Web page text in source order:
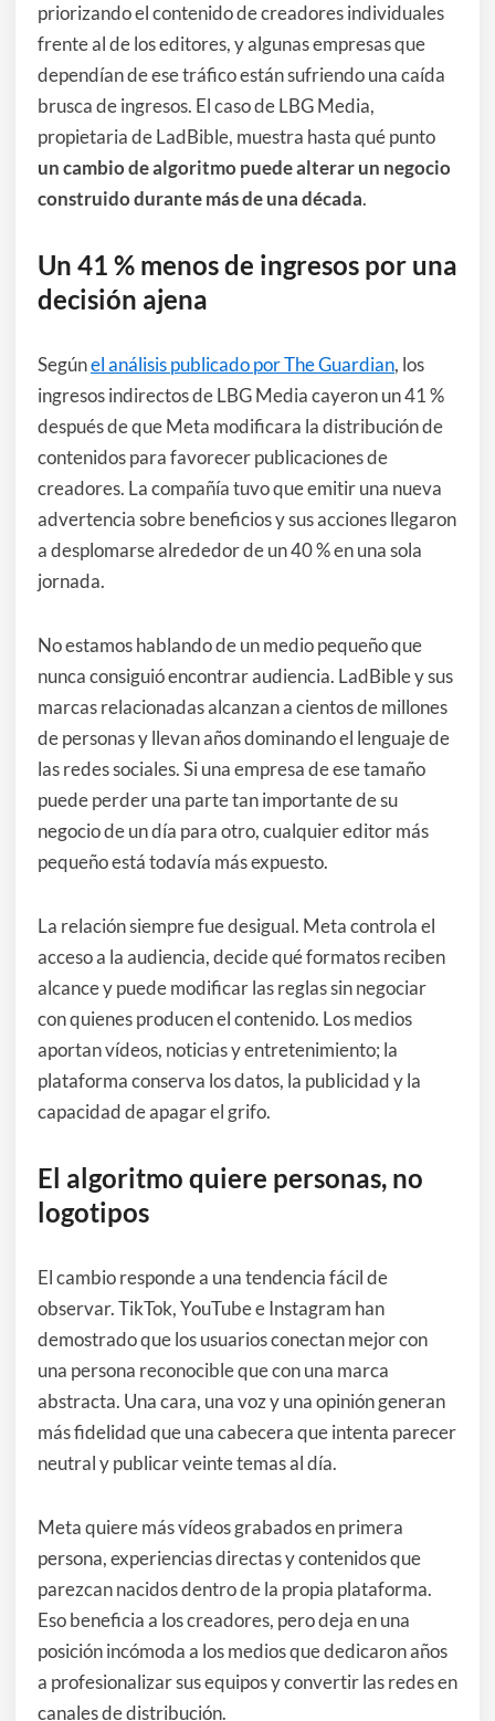
priorizando el contenido de creadores individuales
frente al de los editores, y algunas empresas que
dependían de ese tráfico están sufriendo una caída
brusca de ingresos. El caso de LBG Media,
propietaria de LadBible, muestra hasta qué punto
un cambio de algoritmo puede alterar un negocio
construido durante más de una década.
Un 41 % menos de ingresos por una
decisión ajena
Segúnel análisis publicado por The Guardian, los
ingresos indirectos de LBG Media cayeron un 41 %
después de que Meta modificara la distribución de
contenidos para favorecer publicaciones de
creadores. La compañía tuvo que emitir una nueva
advertencia sobre beneficios y sus acciones llegaron
a desplomarse alrededor de un 40 % en una sola
jornada.
No estamos hablando de un medio pequeño que
nunca consiguió encontrar audiencia. LadBible y sus
marcas relacionadas alcanzan a cientos de millones
de personas y llevan años dominando el lenguaje de
las redes sociales. Si una empresa de ese tamaño
puede perder una parte tan importante de su
negocio de un día para otro, cualquier editor más
pequeño está todavía más expuesto.
La relación siempre fue desigual. Meta controla el
acceso a la audiencia, decide qué formatos reciben
alcance y puede modificar las reglas sin negociar
con quienes producen el contenido. Los medios
aportan vídeos, noticias y entretenimiento; la
plataforma conserva los datos, la publicidad y la
capacidad de apagar el grifo.
El algoritmo quiere personas, no
logotipos
El cambio responde a una tendencia fácil de
observar. TikTok, YouTube e Instagram han
demostrado que los usuarios conectan mejor con
una persona reconocible que con una marca
abstracta. Una cara, una voz y una opinión generan
más fidelidad que una cabecera que intenta parecer
neutral y publicar veinte temas al día.
Meta quiere más vídeos grabados en primera
persona, experiencias directas y contenidos que
parezcan nacidos dentro de la propia plataforma.
Eso beneficia a los creadores, pero deja en una
posición incómoda a los medios que dedicaron años
a profesionalizar sus equipos y convertir las redes en
canales de distribución.